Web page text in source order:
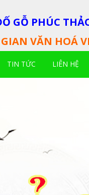
GỖ PHÚC
VĂN HOÁ
TIN TỨC LIÊN HỆ